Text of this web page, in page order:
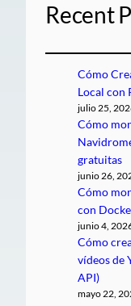
Recent
Cómo
Local con
julio 25,
Cómo
gratuitas
junio 26,
Cómo
con
junio 4,
Cómo
vídeos de
API)
mayo 22,